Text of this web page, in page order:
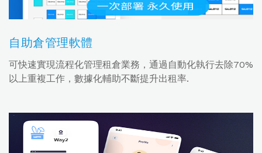
自助倉管理軟體
可快速實現流程化管理租倉業務，通過自動化執行去除70%
以上重複工作，數據化輔助不斷提升出租率.